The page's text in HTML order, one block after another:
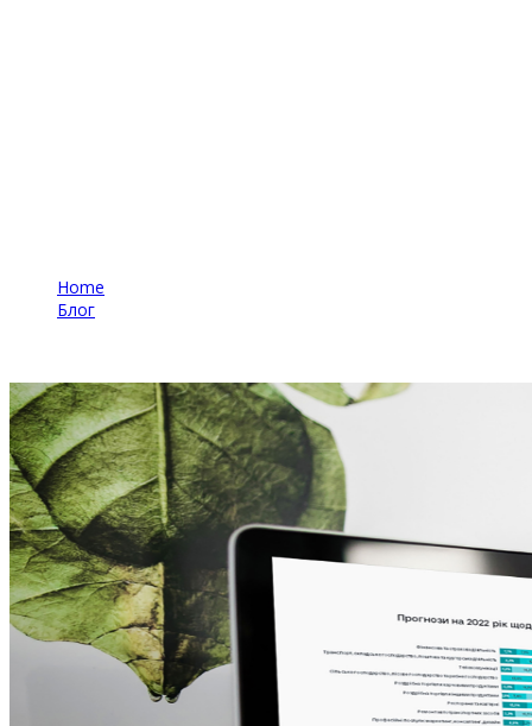
Home
Блог